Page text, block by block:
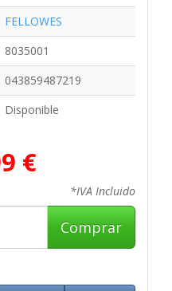
FELLOWES
8035001
043859487219
Disponible
€
*IVA Incluido
Comprar